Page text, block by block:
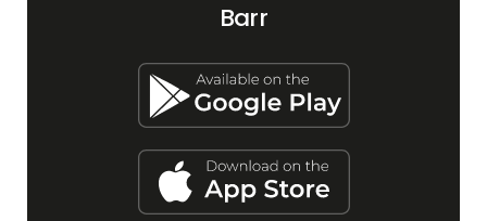
Barr